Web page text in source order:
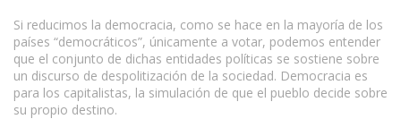
Si reducimos la democracia, como se hace en la mayoría de los
países “democráticos”, únicamente a votar, podemos entender
que el conjunto de dichas entidades políticas se sostiene sobre
un discurso de despolitización de la sociedad. Democracia es
para los capitalistas, la simulación de que el pueblo decide sobre
su propio destino.